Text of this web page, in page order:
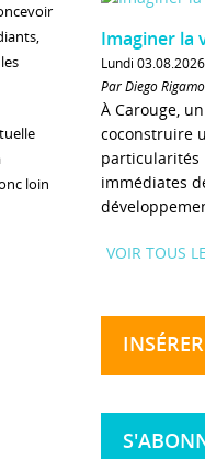
loin
Imaginer la
Lundi 03.08.2026
Par Diego
À Carouge,
coconstruire
particularités
immédiates
VOIR TOUS